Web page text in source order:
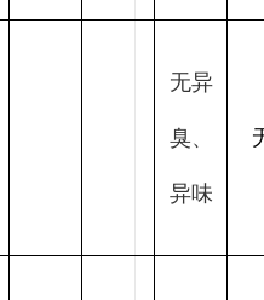
无异
臭、
异味